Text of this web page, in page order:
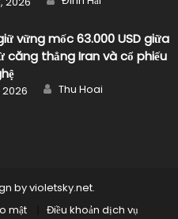
vững mốc 63.000 USD giữa
căng thẳng Iran và cổ phiếu
2026 Author
Thu Hoai
byvioletsky.net.
mật
Điều khoản dịch vụ